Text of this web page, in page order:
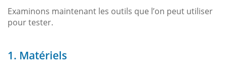
Examinons maintenant les outils que l’on peut utiliser
pour tester.
1. Matériels